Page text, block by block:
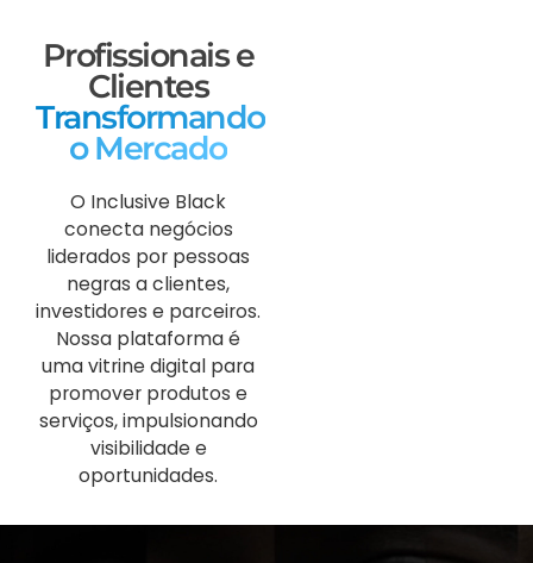
Profissionais e
Clientes
Transformando
o Mercado
O Inclusive Black
conecta negócios
liderados por pessoas
negras a clientes,
investidores e parceiros.
Nossa plataforma é
uma vitrine digital para
promover produtos e
serviços, impulsionando
visibilidade e
oportunidades.